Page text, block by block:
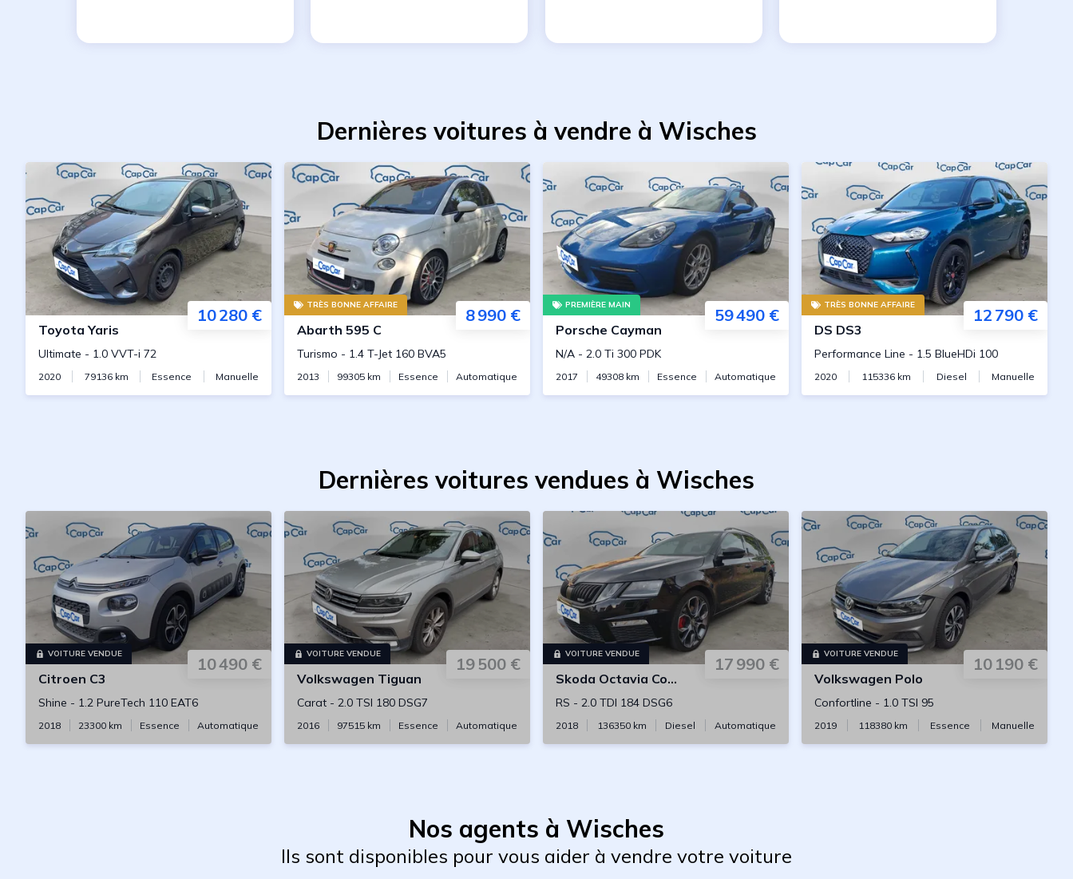
Dernières voitures à vendre à Wisches
10 280 €
Toyota Yaris
Ultimate - 1.0 VVT-i 72
2020 79136km Essence Manuelle
TRÈS BONNE AFFAIRE
8 990 €
Abarth 595 C
Turismo - 1.4 T-Jet 160 BVA5
2013 99305 km Essence Automatique
PREMIÈRE MAIN
59 490 €
Porsche Cayman
N/A - 2.0 Ti 300 PDK
2017 49308 km Essence Automatique
TRÈS BONNE AFFAIRE
12 790 €
DS DS3
Performance Line - 1.5 BlueHDi 100
2020 115336 km Diesel Manuelle
Dernières voitures vendues à Wisches
VOITURE VENDUE
10 490 €
Citroen C3
Shine - 1.2 PureTech 110 EAT6
2018 23300 km Essence Automatique
VOITURE VENDUE
19 500 €
Volkswagen Tiguan
Carat - 2.0 TSI 180 DSG7
2016 97515 km Essence Automatique
VOITURE VENDUE
17 990 €
Skoda Octavia Combi
RS - 2.0 TDI 184 DSG6
2018 136350km Diesel Automatique
VOITURE VENDUE
10 190 €
Volkswagen Polo
Confortline - 1.0 TSI 95
2019 118380 km Essence Manuelle
Nos agents à Wisches
Ils sont disponibles pour vous aider à vendre votre voiture